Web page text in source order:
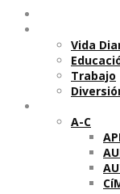
Vida
Trabajo
A-C